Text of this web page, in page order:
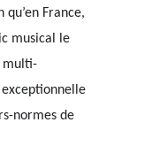
France,
musical le
multi-
normes de